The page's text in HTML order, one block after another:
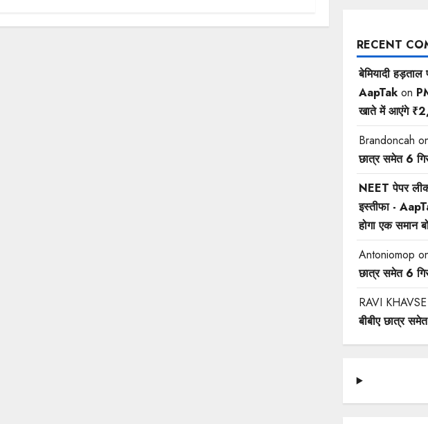
RECENT
बेमियादी
AapTakon
खाते में आएंगे
Brandoncah
छात्र समेत 6
NEET पेपर लीक
इस्तीफा -
होगा एक समान
Antoniomop
छात्र समेत 6
RAVI KHAVSE
बीबीए छात्र